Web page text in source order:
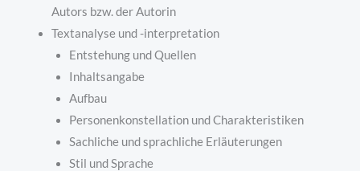
Autors bzw. der Autorin
Textanalyse und -interpretation
Entstehung und Quellen
Inhaltsangabe
Aufbau
Personenkonstellation und Charakteristiken
Sachliche und sprachliche Erläuterungen
Stil und Sprache